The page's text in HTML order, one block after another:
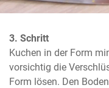
3. Schritt
Kuchen in der Form
vorsichtig die
Form lösen. Den